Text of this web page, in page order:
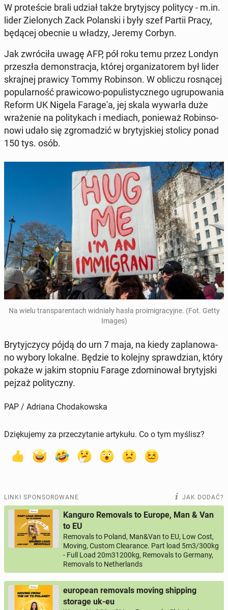
W pro­te­ście brali udział także bry­tyj­scy po­li­ty­cy - m.in.
lider Zie­lo­nych Zack Po­lan­ski i były szef Partii Pracy,
będącej obecnie u władzy, Jeremy Corbyn.
Jak zwró­ci­ła uwagę AFP, pół roku temu przez Londyn
prze­szła de­mon­stra­cja, której or­ga­ni­za­to­rem był lider
skraj­nej prawicy Tommy Ro­bin­son. W obliczu ro­sną­cej
po­pu­lar­ność pra­wi­co­wo-po­pu­li­stycz­ne­go ugru­po­wa­nia
Reform UK Nigela Fa­ra­ge­'a, jej skala wywarła duże
wra­że­nie na po­li­ty­kach i mediach, po­nie­waż Ro­bin­so­
no­wi udało się zgro­ma­dzić w bry­tyj­skiej stolicy ponad
150 tys. osób.
Na wielu trans­pa­ren­tach wid­nia­ły hasła pro­imi­gra­cyj­ne. (Fot. Getty
Images)
Bry­tyj­czy­cy pójdą do urn 7 maja, na kiedy za­pla­no­wa­
no wybory lokalne. Będzie to kolejny spraw­dzian, który
pokaże w jakim stopniu Farage zdo­mi­no­wał bry­tyj­ski
pejzaż po­li­tycz­ny.
PAP / Adriana Chodakowska
Dziękujemy za przeczytanie artykułu. Co o tym myślisz?
LINKI SPONSOROWANE JAK DODAĆ?
Kanguro Removals to Europe, Man & Van
to EU
Removals to Poland, Man&Van to EU, Low Cost,
Moving, Custom Clearance. Part load 5m3/300kg
- Full Load 20m31200kg, Removals to Germany,
Removals to Netherlands
european removals moving shipping
storage uk-eu